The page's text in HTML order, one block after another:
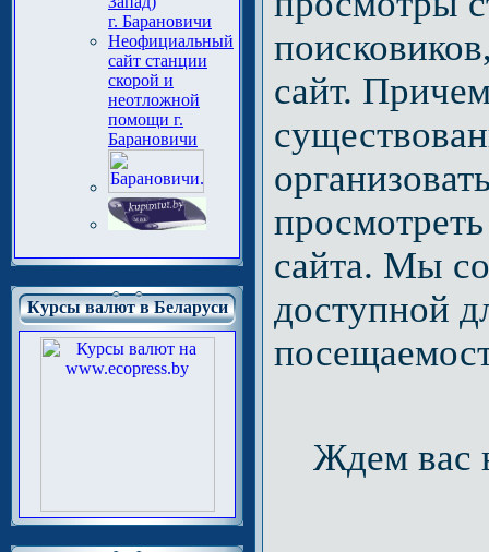
г. Барановичи
Неофициальный
сайт станции
скорой и
неотложной
помощи г.
Барановичи
Курсы валют в Беларуси
сайт.
сайта. Мы
доступной
Ждем вас